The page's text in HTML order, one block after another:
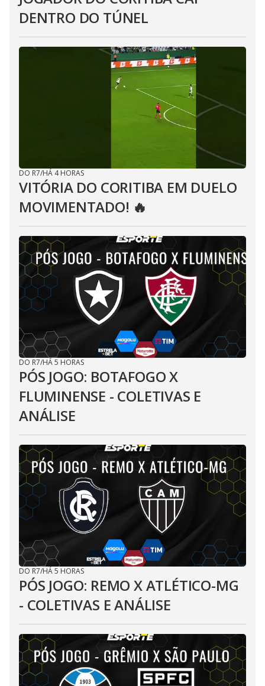
DENTRO DO TÚNEL
DO R7/HÁ 4 HORAS
VITÓRIA DO CORITIBA EM DUELO
MOVIMENTADO! 🔥
DO R7/HÁ 5 HORAS
PÓS JOGO: BOTAFOGO X
FLUMINENSE - COLETIVAS E
ANÁLISE
DO R7/HÁ 5 HORAS
PÓS JOGO: REMO X ATLÉTICO-MG
- COLETIVAS E ANÁLISE